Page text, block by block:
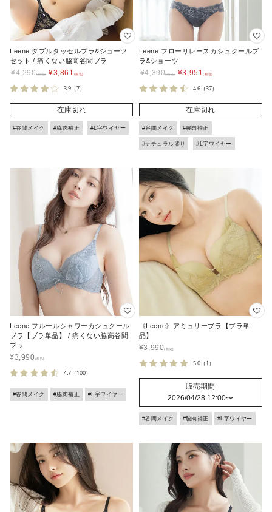
Leene ダブルタッセルブラ&ショーツ
セット / 痛くない脇高谷間ブラ
¥4,290 ¥3,861
3.9 （7）
在庫切れ
#谷間メイク #脇肉補正 #L字ワイヤー
Leene フローリレースカシュクールブ
ラ&ショーツ
¥4,390 ¥3,951
4.6（37）
在庫切れ
#谷間メイク #脇肉補正
#ナチュラル盛り #L字ワイヤー
Leene フルールシャワーカシュクール
ブラ【ブラ単品】 / 痛くない脇高谷間
ブラ
¥3,990
4.7 （100）
#谷間メイク #脇肉補正 #L字ワイヤー
《Leene》アミュリーブラ【ブラ単
品】
¥3,990
5.0（1）
販売期間
2026/04/28 12:00〜
#谷間メイク #脇肉補正 #L字ワイヤー